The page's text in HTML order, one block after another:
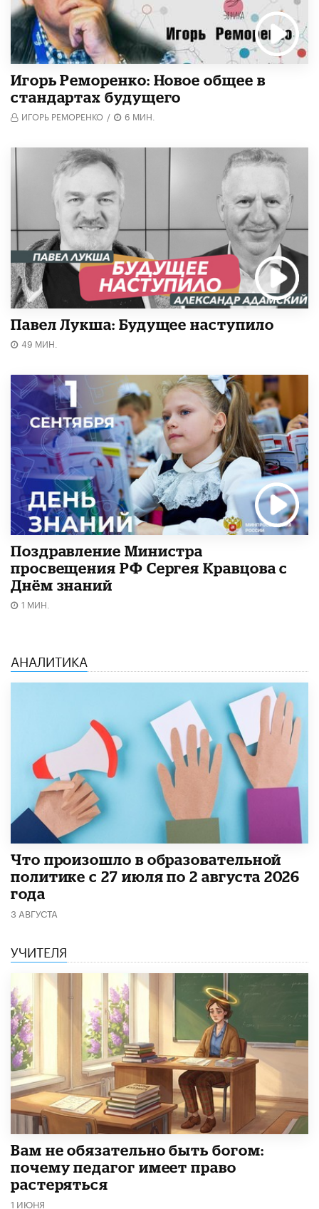
Игорь Реморенко: Новое общее в
стандартах будущего
ИГОРЬ РЕМОРЕНКО / 6 МИН.
Павел Лукша: Будущее наступило
49 МИН.
Поздравление Министра
просвещения РФ Сергея Кравцова с
Днём знаний
1 МИН.
АНАЛИТИКА
​Что произошло в образовательной
политике с 27 июля по 2 августа 2026
года
3 АВГУСТА
УЧИТЕЛЯ
​Вам не обязательно быть богом:
почему педагог имеет право
растеряться
1 ИЮНЯ